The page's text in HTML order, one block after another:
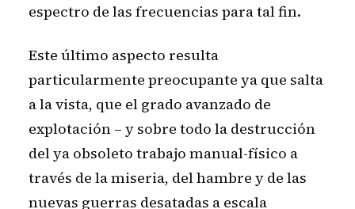
espectro de las frecuencias para tal fin.
Este último aspecto resulta
particularmente preocupante ya que salta
a la vista, que el grado avanzado de
explotación – y sobre todo la destrucción
del ya obsoleto trabajo manual-físico a
través de la miseria, del hambre y de las
nuevas guerras desatadas a escala